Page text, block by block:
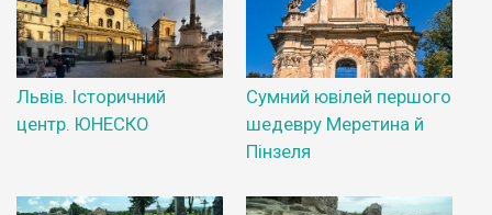
Львів. Історичний
центр. ЮНЕСКО
Сумний ювілей першого
шедевру Меретина й
Пінзеля